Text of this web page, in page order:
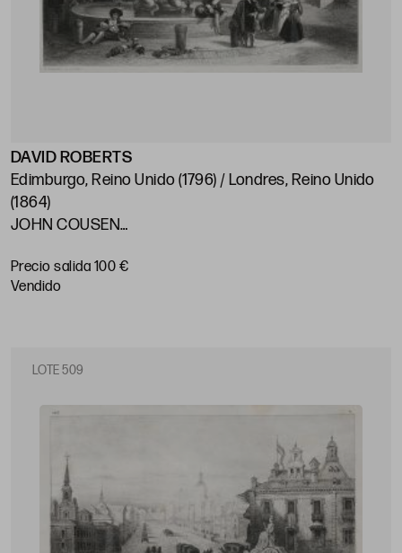
DAVID ROBERTS
Edimburgo, Reino Unido (1796) / Londres, Reino Unido
(1864)
JOHN COUSEN
"Fuente de Atocha y Real Observatorio de Madrid"
Encuadre: 19,8 x 28 cm
Precio salida 100 €
vendido
LOTE 509